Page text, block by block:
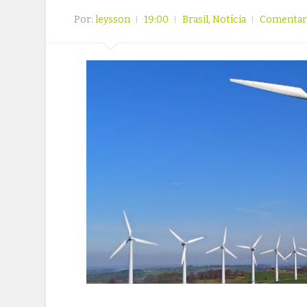
Por:leysson 19:00 Brasil,Notícia